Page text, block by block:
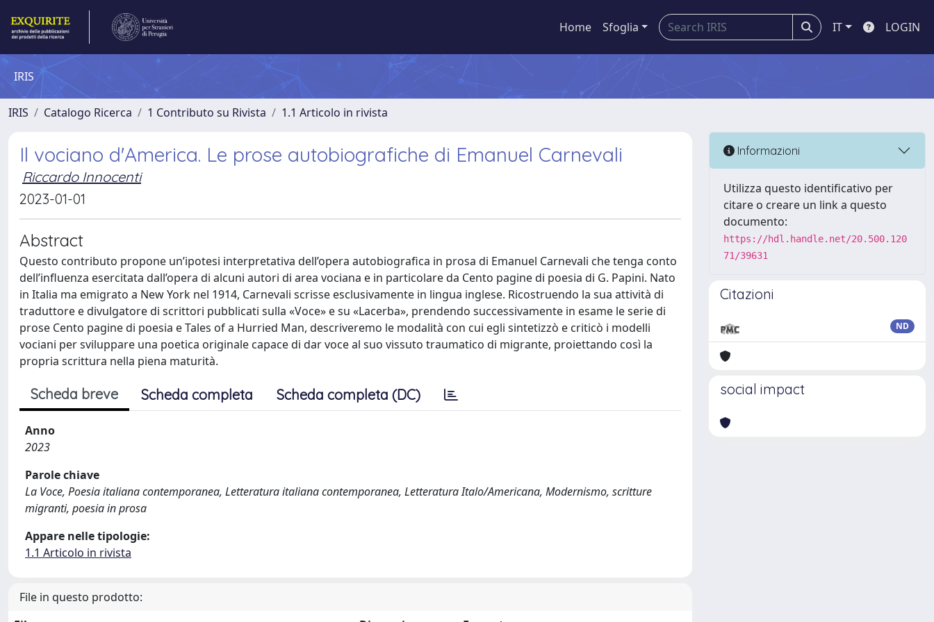
Home Sfoglia IT LOGIN
IRIS
IRIS Catalogo Ricerca 1 Contributo su Rivista 1.1 Articolo in rivista
Il vociano d'America. Le prose autobiografiche di Emanuel Carnevali
Riccardo Innocenti
2023-01-01
Abstract
Questo contributo propone un’ipotesi interpretativa dell’opera autobiografica in prosa di Emanuel Carnevali che tenga conto
dell’influenza esercitata dall’opera di alcuni autori di area vociana e in particolare da Cento pagine di poesia di G. Papini. Nato
in Italia ma emigrato a New York nel 1914, Carnevali scrisse esclusivamente in lingua inglese. Ricostruendo la sua attività di
traduttore e divulgatore di scrittori pubblicati sulla «Voce» e su «Lacerba», prendendo successivamente in esame le serie di
prose Cento pagine di poesia e Tales of a Hurried Man, descriveremo le modalità con cui egli sintetizzò e criticò i modelli
vociani per sviluppare una poetica originale capace di dar voce al suo vissuto traumatico di migrante, proiettando così la
propria scrittura nella piena maturità.
Scheda breve Scheda completa Scheda completa (DC)
Anno
2023
Parole chiave
La Voce, Poesia italiana contemporanea, Letteratura italiana contemporanea, Letteratura Italo/Americana, Modernismo, scritture
migranti, poesia in prosa
Appare nelle tipologie:
1.1 Articolo in rivista
File in questo prodotto:
Informazioni
Utilizza questo identificativo per
citare o creare un link a questo
documento:
https://hdl.handle.net/20.500.120
71/39631
Citazioni
ND
social impact